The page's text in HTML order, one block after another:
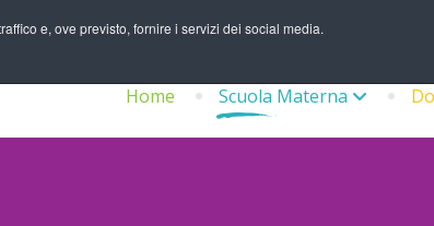
e, ove previsto, fornire i servizi dei social media.
Home Scuola Materna